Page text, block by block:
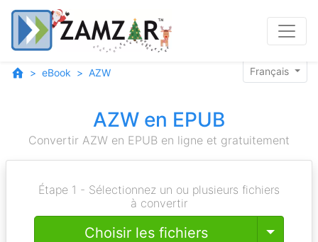
eBook AZW Français
AZW en EPUB
Convertir AZW en EPUB en ligne et gratuitement
Étape 1 - Sélectionnez un ou plusieurs fichiers
à convertir
Choisir les fichiers Toggle